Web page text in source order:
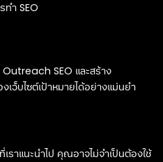
ำ SEO
SEO และสร้าง
ว็บไซต์เป้าหมายได้อย่างแม่นยำ
ราแนะนำไป คุณอาจไม่จำเป็นต้องใช้